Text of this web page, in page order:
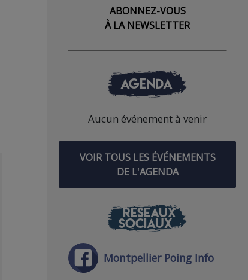
ABONNEZ-VOUS
À LA NEWSLETTER
AGENDA
Aucun événement à venir
VOIR TOUS LES ÉVÉNEMENTS
DE L'AGENDA
RÉSEAUX
SOCIAUX
Montpellier Poing Info